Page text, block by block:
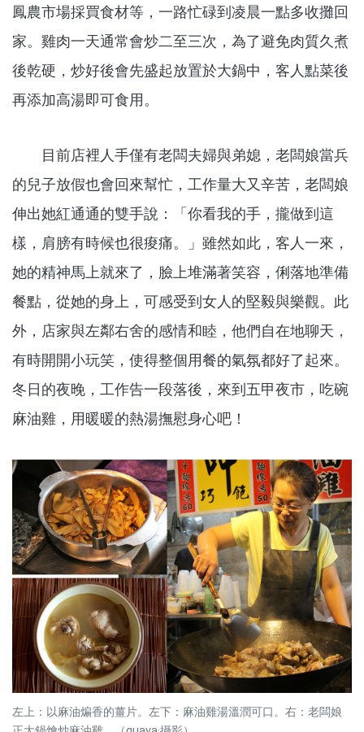
鳳農市場採買食材等，一路忙碌到凌晨一點多收攤回
家。雞肉一天通常會炒二至三次，為了避免肉質久煮
後乾硬，炒好後會先盛起放置於大鍋中，客人點菜後
再添加高湯即可食用。
目前店裡人手僅有老闆夫婦與弟媳，老闆娘當兵
的兒子放假也會回來幫忙，工作量大又辛苦，老闆娘
伸出她紅通通的雙手說：「你看我的手，攏做到這
樣，肩膀有時候也很痠痛。」雖然如此，客人一來，
她的精神馬上就來了，臉上堆滿著笑容，俐落地準備
餐點，從她的身上，可感受到女人的堅毅與樂觀。此
外，店家與左鄰右舍的感情和睦，他們自在地聊天，
有時開開小玩笑，使得整個用餐的氣氛都好了起來。
冬日的夜晚，工作告一段落後，來到五甲夜市，吃碗
麻油雞，用暖暖的熱湯撫慰身心吧！
左上：以麻油煸香的薑片。左下：麻油雞湯溫潤可口。右：老闆娘